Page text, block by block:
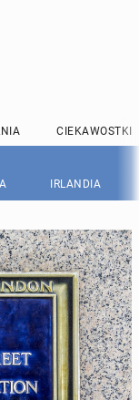
CIEKAWOSTKI
IRLANDIA